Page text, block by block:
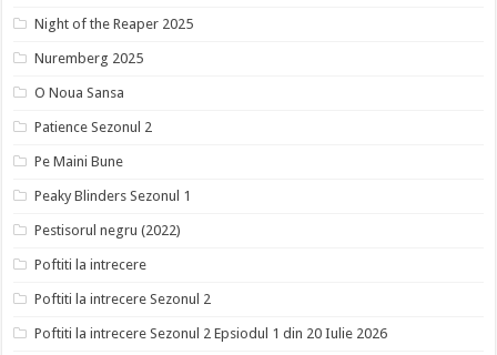
Night of the Reaper 2025
Nuremberg 2025
O Noua Sansa
Patience Sezonul 2
Pe Maini Bune
Peaky Blinders Sezonul 1
Pestisorul negru (2022)
Poftiti la intrecere
Poftiti la intrecere Sezonul 2
Poftiti la intrecere Sezonul 2 Epsiodul 1 din 20 Iulie 2026